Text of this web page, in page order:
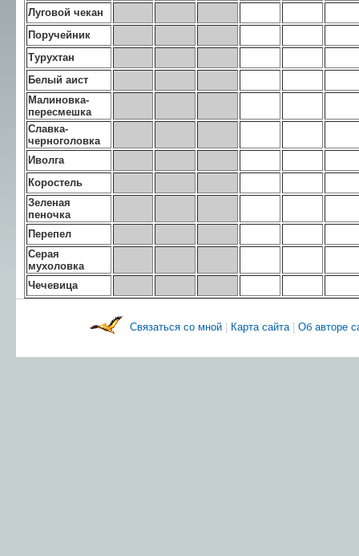
Луговой чекан
Поручейник
Турухтан
Белый аист
Малиновка-
пересмешка
Славка-
черноголовка
Иволга
Коростель
Зеленая
пеночка
Перепел
Серая
мухоловка
Чечевица
Связаться со мной Карта сайта|Об авторе